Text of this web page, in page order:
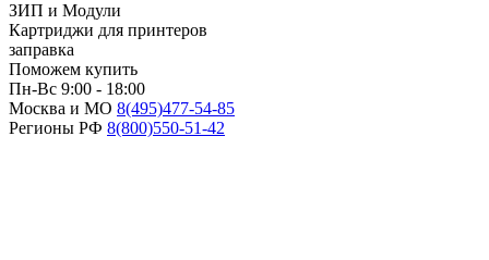
ЗИП и Модули
Картриджи для принтеров
заправка
Поможем купить
Пн-Вс 9:00 - 18:00
Москва и МО 8(495)477-54-85
Регионы РФ 8(800)550-51-42